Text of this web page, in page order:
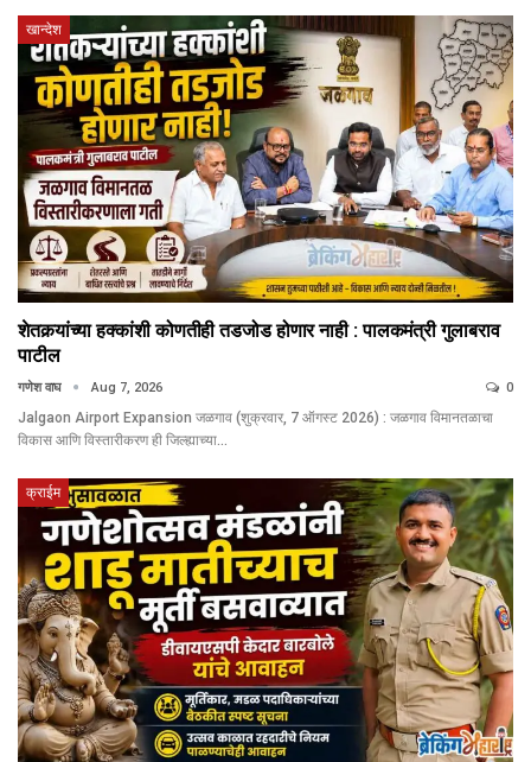
खान्देश
शेतकर्‍यांच्या हक्कांशी कोणतीही तडजोड होणार नाही : पालकमंत्री गुलाबराव
पाटील
गणेश वाघ Aug 7, 2026 0
Jalgaon Airport Expansion जळगाव (शुक्रवार, 7 ऑगस्ट 2026) : जळगाव विमानतळाचा
विकास आणि विस्तारीकरण ही जिल्ह्याच्या…
क्राईम